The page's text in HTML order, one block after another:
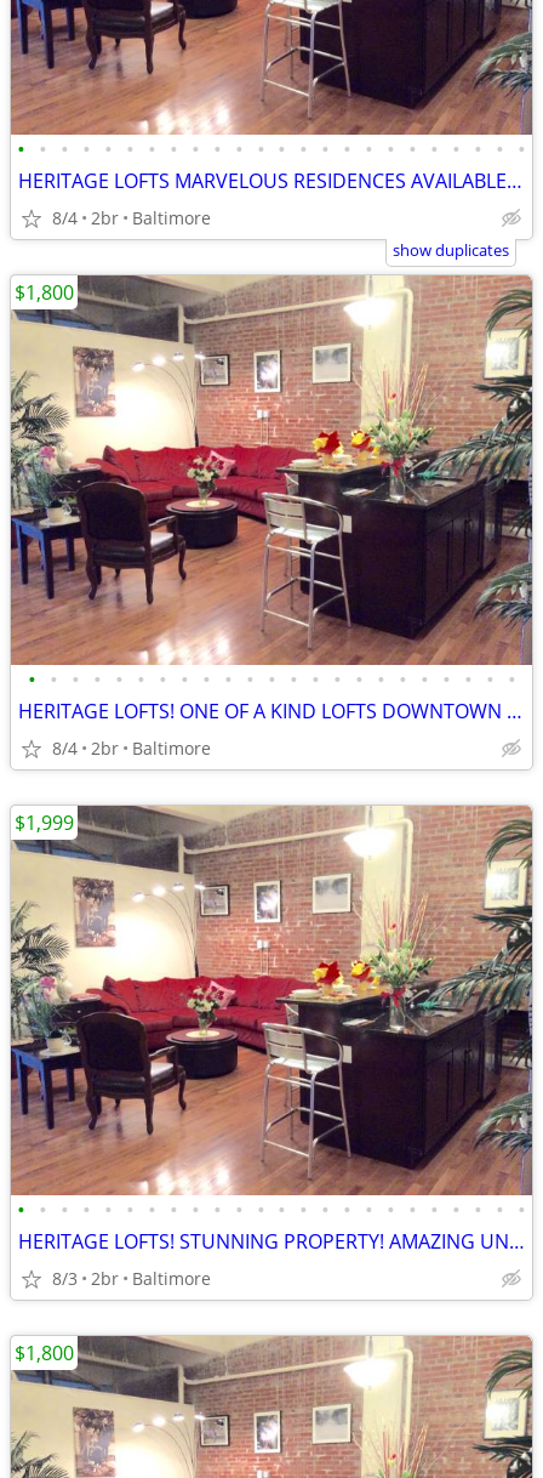
• • • • • • • • • • • • • • • • • • • • • • • •
HERITAGE LOFTS MARVELOUS RESIDENCES AVAILABLE NOW! BEST DEALS! 21201
8/4 2br Baltimore
show duplicates
• • • • • • • • • • • • • • • • • • • • • • •
HERITAGE LOFTS! ONE OF A KIND LOFTS DOWNTOWN SPECIALS AVAILABLE! 21201
8/4 2br Baltimore
$1,800
• • • • • • • • • • • • • • • • • • • • • • • •
HERITAGE LOFTS! STUNNING PROPERTY! AMAZING UNITS! BEST OFFERS!!! 21201
8/3 2br Baltimore
$1,999
$1,800